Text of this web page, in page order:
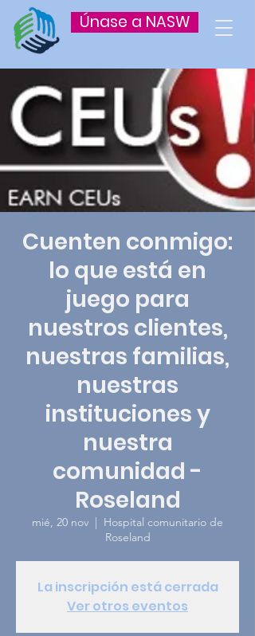
Únase a NASW
Cuenten conmigo:
lo que está en
juego para
nuestros clientes,
nuestras familias,
nuestras
instituciones y
nuestra
comunidad -
Roseland
mié, 20 nov
  |
Hospital comunitario de
Roseland
La inscripción está cerrada
Ver otros eventos